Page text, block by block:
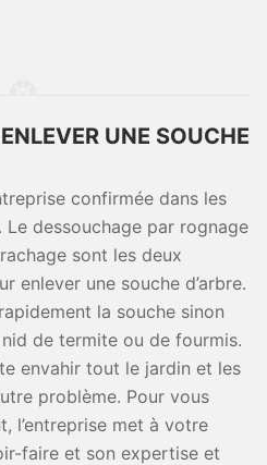
UNE SOUCHE
confirmée dans les
dessouchage par rognage
sont les deux
enlever une souche d’arbre.
la souche sinon
de termite ou de fourmis.
envahir tout le jardin et les
problème. Pour vous
l’entreprise met à votre
faire et son expertise et